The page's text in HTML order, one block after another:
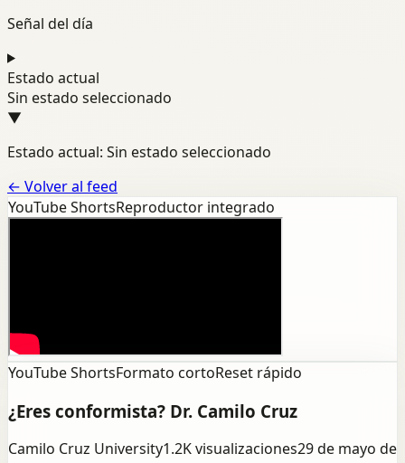
Señal del día
Estado actual
Sin estado seleccionado
▼
Estado actual: Sin estado seleccionado
← Volver al feed
YouTube ShortsReproductor integrado
YouTube ShortsFormato cortoReset rápido
¿Eres conformista? Dr. Camilo Cruz
Camilo Cruz University1.2Kvisualizaciones29 de mayo de